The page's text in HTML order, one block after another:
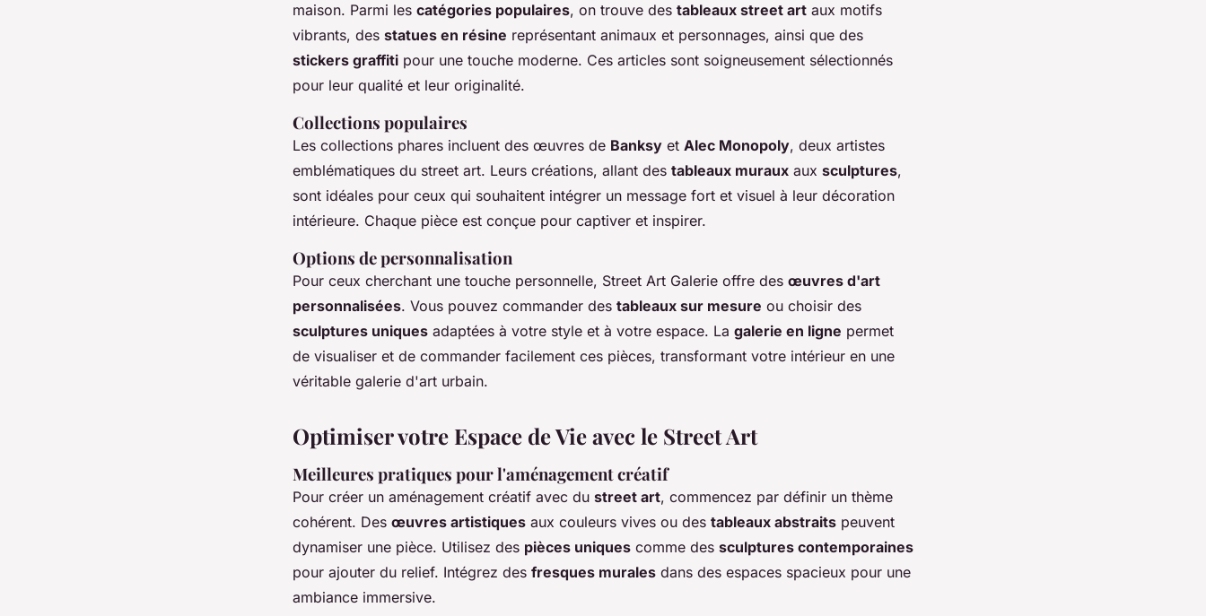
maison. Parmi les catégories populaires, on trouve des tableaux street art aux motifs
vibrants, des statues en résine représentant animaux et personnages, ainsi que des
stickers graffiti pour une touche moderne. Ces articles sont soigneusement sélectionnés
pour leur qualité et leur originalité.
Collections populaires
Les collections phares incluent des œuvres de Banksy et Alec Monopoly, deux artistes
emblématiques du street art. Leurs créations, allant des tableaux muraux aux sculptures,
sont idéales pour ceux qui souhaitent intégrer un message fort et visuel à leur décoration
intérieure. Chaque pièce est conçue pour captiver et inspirer.
Options de personnalisation
Pour ceux cherchant une touche personnelle, Street Art Galerie offre des œuvres d'art
personnalisées. Vous pouvez commander des tableaux sur mesure ou choisir des
sculptures uniques adaptées à votre style et à votre espace. La galerie en ligne permet
de visualiser et de commander facilement ces pièces, transformant votre intérieur en une
véritable galerie d'art urbain.
Optimiser votre Espace de Vie avec le Street Art
Meilleures pratiques pour l'aménagement créatif
Pour créer un aménagement créatif avec du street art, commencez par définir un thème
cohérent. Des œuvres artistiques aux couleurs vives ou des tableaux abstraits peuvent
dynamiser une pièce. Utilisez des pièces uniques comme des sculptures contemporaines
pour ajouter du relief. Intégrez des fresques murales dans des espaces spacieux pour une
ambiance immersive.